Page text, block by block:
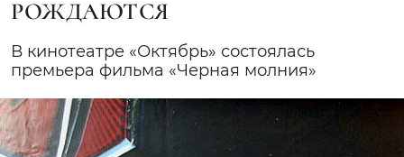
РОЖДАЮТСЯ
В кинотеатре «Октябрь» состоялась
премьера фильма «Черная молния»